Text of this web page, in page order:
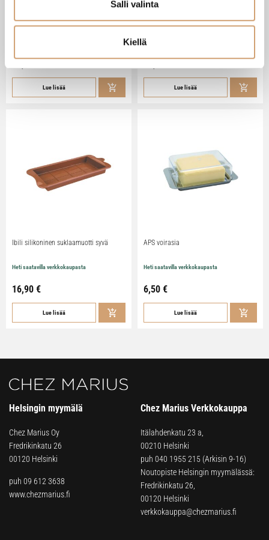
Salli valinta
Kiellä
Zassenhaus Gera sähköinen
pippurimylly 18cm
Lue lisää
Heti saatavilla verkkokaupasta
Lue lisää
Ibili silikoninen suklaamuotti syvä
Heti saatavilla verkkokaupasta
16,90 €
Lue lisää
APS voirasia
Heti saatavilla verkkokaupasta
6,50 €
Lue lisää
Helsingin myymälä
Chez Marius Oy
Fredrikinkatu 26
00120 Helsinki
puh 09 612 3638
www.chezmarius.fi
Chez Marius Verkkokauppa
Itälahdenkatu 23 a,
00210 Helsinki
puh 040 1955 215 (Arkisin 9-16)
Noutopiste Helsingin myymälässä:
Fredrikinkatu 26,
00120 Helsinki
verkkokauppa@chezmarius.fi